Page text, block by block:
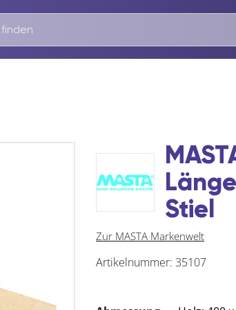
Stiel
Zur MASTA Markenwelt
Artikelnummer: 35107